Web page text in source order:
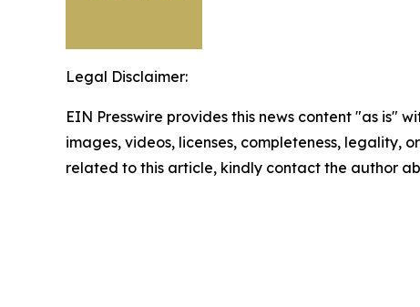
Legal Disclaimer:
EIN Presswire provides this news content "as is"
images, videos, licenses, completeness, legality,
related to this article, kindly contact the author